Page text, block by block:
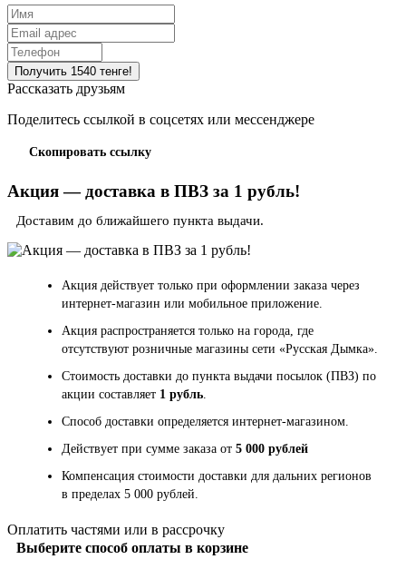
Рассказать друзьям
Поделитесь ссылкой в соцсетях или мессенджере
Скопировать ссылку
Акция — доставка в ПВЗ за 1 рубль!
Доставим до ближайшего пункта выдачи.
Акция действует только при оформлении заказа через
интернет-магазин или мобильное приложение.
Акция распространяется только на города, где
отсутствуют розничные магазины сети «Русская Дымка».
Стоимость доставки до пункта выдачи посылок (ПВЗ) по
акции составляет 1 рубль.
Способ доставки определяется интернет-магазином.
Действует при сумме заказа от 5 000 рублей
Компенсация стоимости доставки для дальних регионов
в пределах 5 000 рублей.
Оплатить частями или в рассрочку
Выберите способ оплаты в корзине